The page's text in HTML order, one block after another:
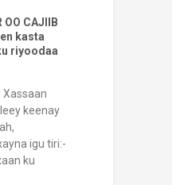
OO CAJIIB
kasta
riyoodaa
keenay
igu tiri:-
ku